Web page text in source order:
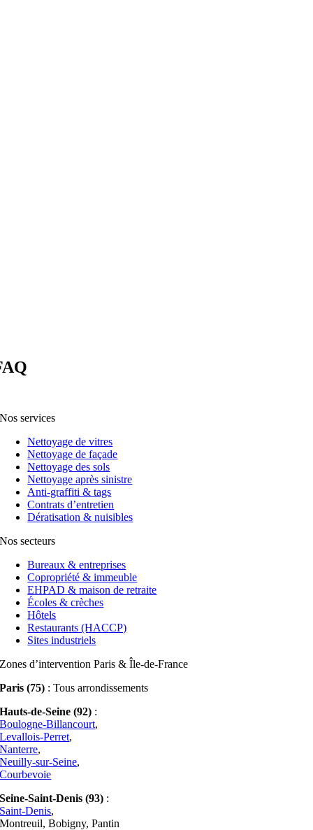
Nos services
Nettoyage de vitres
Nettoyage de façade
Nettoyage des sols
Nettoyage après sinistre
Anti-graffiti & tags
Contrats d’entretien
Dératisation & nuisibles
Nos secteurs
Bureaux & entreprises
Copropriété & immeuble
EHPAD & maison de retraite
Écoles & crèches
Hôtels
Restaurants (HACCP)
Sites industriels
Zones d’intervention Paris & Île-de-France
Paris (75) : Tous arrondissements
Hauts-de-Seine (92) :
Boulogne-Billancourt,
Levallois-Perret,
Nanterre,
Neuilly-sur-Seine,
Courbevoie
Seine-Saint-Denis (93) :
Saint-Denis,
Montreuil, Bobigny, Pantin